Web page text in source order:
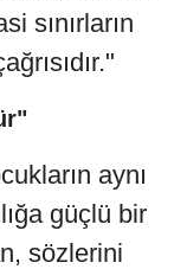
sınırların
aynı
güçlü bir
sözlerini